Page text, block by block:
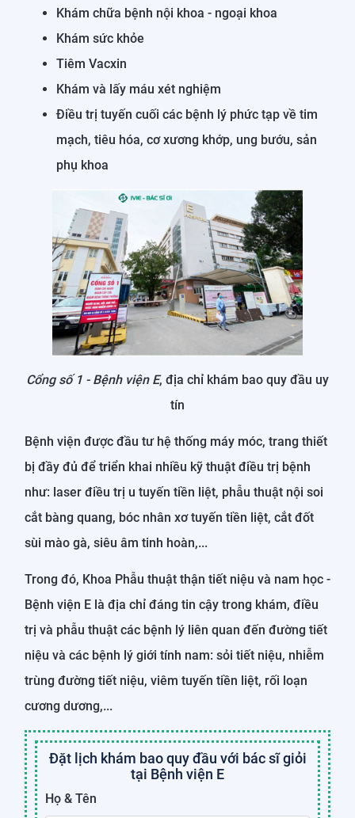
Khám chữa bệnh nội khoa - ngoại khoa
Khám sức khỏe
Tiêm Vacxin
Khám và lấy máu xét nghiệm
Điều trị tuyến cuối các bệnh lý phức tạp về tim
mạch, tiêu hóa, cơ xương khớp, ung bướu, sản
phụ khoa
Cổng số 1 - Bệnh viện E, địa chỉ khám bao quy đầu uy
tín
Bệnh viện được đầu tư hệ thống máy móc, trang thiết
bị đầy đủ để triển khai nhiều kỹ thuật điều trị bệnh
như: laser điều trị u tuyến tiền liệt, phẫu thuật nội soi
cắt bàng quang, bóc nhân xơ tuyến tiền liệt, cắt đốt
sùi mào gà, siêu âm tinh hoàn,...
Trong đó, Khoa Phẫu thuật thận tiết niệu và nam học -
Bệnh viện E là địa chỉ đáng tin cậy trong khám, điều
trị và phẫu thuật các bệnh lý liên quan đến đường tiết
niệu và các bệnh lý giới tính nam: sỏi tiết niệu, nhiễm
trùng đường tiết niệu, viêm tuyến tiền liệt, rối loạn
cương dương,...
Đặt lịch khám bao quy đầu với bác sĩ giỏi
tại Bệnh viện E
Họ & Tên